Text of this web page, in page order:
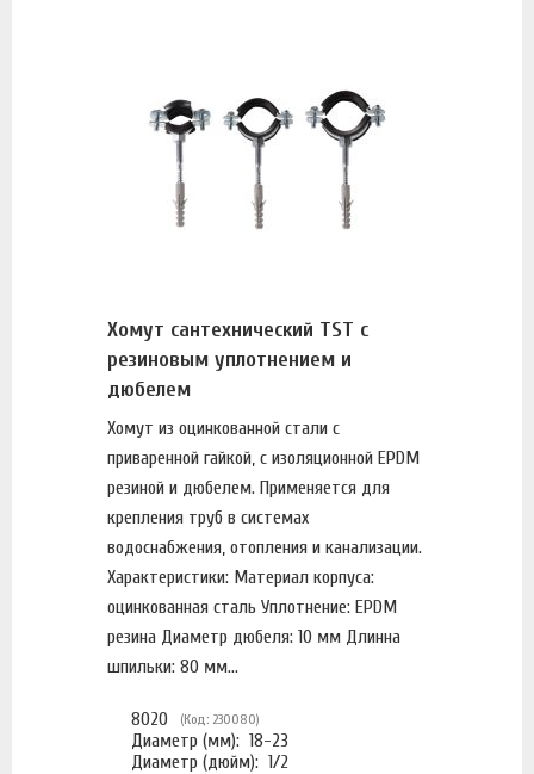
Хомут сантехнический TST с
резиновым уплотнением и
дюбелем
Хомут из оцинкованной стали с
приваренной гайкой, с изоляционной EPDM
резиной и дюбелем. Применяется для
крепления труб в системах
водоснабжения, отопления и канализации.
Характеристики: Материал корпуса:
оцинкованная сталь Уплотнение: EPDM
резина Диаметр дюбеля: 10 мм Длинна
шпильки: 80 мм...
8020 (Код: 230080)
Диаметр (мм): 18-23
Диаметр (дюйм): 1/2